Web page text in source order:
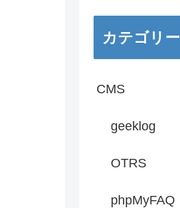
カテゴリー
CMS
geeklog
OTRS
phpMyFAQ